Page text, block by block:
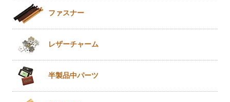
ファスナー
レザーチャーム
半製品中パーツ